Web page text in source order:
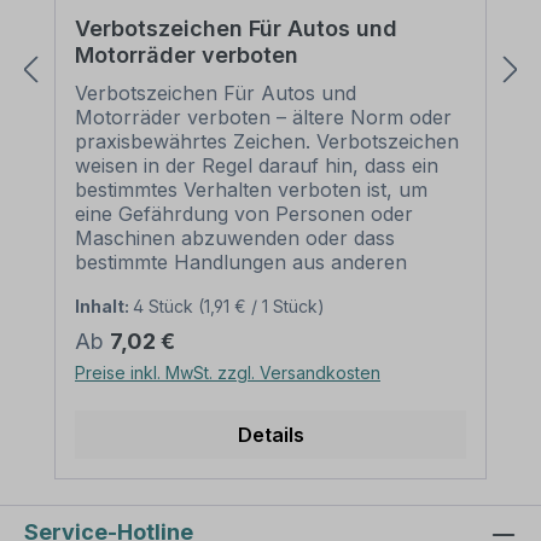
Verbotszeichen Für Autos und
Motorräder verboten
Verbotszeichen Für Autos und
Motorräder verboten – ältere Norm oder
praxisbewährtes Zeichen. Verbotszeichen
weisen in der Regel darauf hin, dass ein
bestimmtes Verhalten verboten ist, um
eine Gefährdung von Personen oder
Maschinen abzuwenden oder dass
bestimmte Handlungen aus anderen
des Verbotszeichens Für Autos und
Motorräder verboten:
Ausführung: Grundfarbe weiß, Rand und
Querbalken rot, Symbol schwarz
Selbstklebende Folie PVC - Hartschaum
Abmessungen: (nicht in allen Materialien
verfügbar) Ø 100 mm – Erkennungsweite
bis 4 m Ø 200 mm – Erkennungsweite bis
Inhalt: 4 Stück (1,91 € / 1 Stück)
Regulärer Preis:
Ab 7,02 €
Preise inkl. MwSt. zzgl. Versandkosten
Details
Service-Hotline